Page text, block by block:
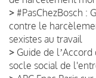
> #PasChezBosch :
contre le
sexistes au travail
> Guide de
socle social de